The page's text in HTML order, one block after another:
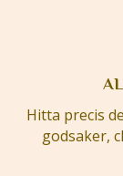
Hitta precis
godsaker,